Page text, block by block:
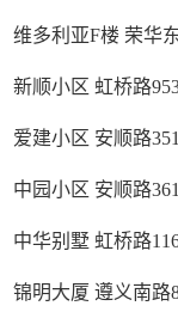
维多利亚F楼 荣华
新顺小区 虹桥路
爱建小区 安顺路
中园小区 安顺路
中华别墅 虹桥路
锦明大厦 遵义南路